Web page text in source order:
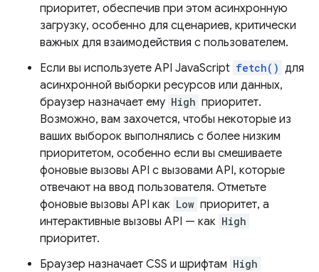
приоритет, обеспечив при этом асинхронную
загрузку, особенно для сценариев, критически
важных для взаимодействия с пользователем.
Если вы используете API JavaScript fetch() для
асинхронной выборки ресурсов или данных,
браузер назначает ему High приоритет.
Возможно, вам захочется, чтобы некоторые из
ваших выборок выполнялись с более низким
приоритетом, особенно если вы смешиваете
фоновые вызовы API с вызовами API, которые
отвечают на ввод пользователя. Отметьте
фоновые вызовы API как Low приоритет, а
интерактивные вызовы API — как High
приоритет.
Браузер назначает CSS и шрифтам High